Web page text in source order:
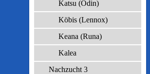
Katsu (Odin)
Köbis (Lennox)
Keana (Runa)
Kalea
Nachzucht 3